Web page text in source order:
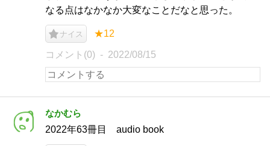
なる点はなかなか大変なことだなと思った。
ナイス ★12
コメント(0) 2022/08/15
なかむら
2022年63冊目 audio book